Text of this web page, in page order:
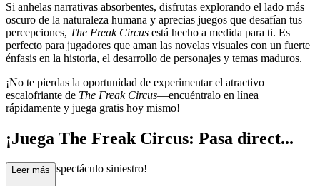
Si anhelas narrativas absorbentes, disfrutas explorando el lado más
oscuro de la naturaleza humana y aprecias juegos que desafían tus
percepciones, The Freak Circus está hecho a medida para ti. Es
perfecto para jugadores que aman las novelas visuales con un fuerte
énfasis en la historia, el desarrollo de personajes y temas maduros.
¡No te pierdas la oportunidad de experimentar el atractivo
escalofriante de The Freak Circus—encuéntralo en línea
rápidamente y juega gratis hoy mismo!
¡Juega The Freak Circus: Pasa direct...
amente al espectáculo siniestro!
Leer más